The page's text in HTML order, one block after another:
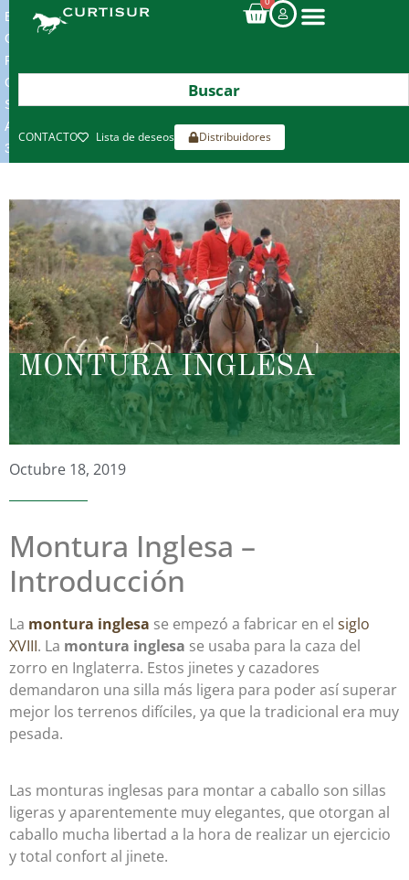
ENVIOS
GRATIS
POR
COMPRAS
SUPERIORES
A
300€*
CONTACTO Lista de deseos Distribuidores
MONTURA INGLESA
Octubre 18, 2019
Montura Inglesa –
Introducción
La montura inglesa se empezó a fabricar en el siglo
XVIII. La montura inglesa se usaba para la caza del
zorro en Inglaterra. Estos jinetes y cazadores
demandaron una silla más ligera para poder así superar
mejor los terrenos difíciles, ya que la tradicional era muy
pesada.
Las monturas inglesas para montar a caballo son sillas
ligeras y aparentemente muy elegantes, que otorgan al
caballo mucha libertad a la hora de realizar un ejercicio
y total confort al jinete.